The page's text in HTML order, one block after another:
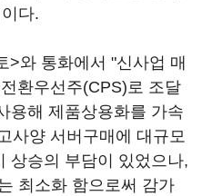
다.
>와 통화에서 "신사업 매
환우선주(CPS)로 조달
용해 제품상용화를 가속
사양 서버구매에 대규모
상승의 부담이 있었으나,
최소화 함으로써 감가